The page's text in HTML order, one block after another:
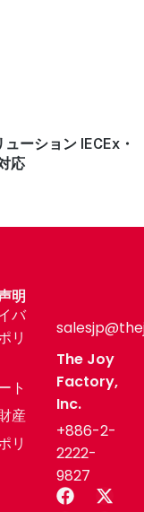
ーション IECEx・
応
明
バ
リ
ト
産
リ
The Joy
Factory,
Inc.
+886-2-
2222-
9827